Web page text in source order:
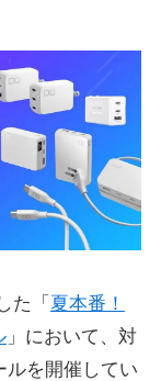
た「 夏本番！
」において、対
ルを開催してい